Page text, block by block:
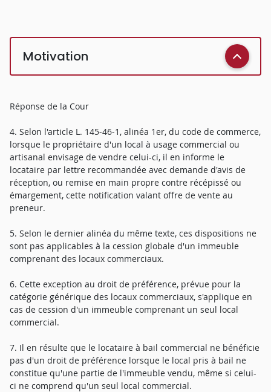
Motivation
Réponse de la Cour
4. Selon l'article L. 145-46-1, alinéa 1er, du code de commerce,
lorsque le propriétaire d'un local à usage commercial ou
artisanal envisage de vendre celui-ci, il en informe le
locataire par lettre recommandée avec demande d'avis de
réception, ou remise en main propre contre récépissé ou
émargement, cette notification valant offre de vente au
preneur.
5. Selon le dernier alinéa du même texte, ces dispositions ne
sont pas applicables à la cession globale d'un immeuble
comprenant des locaux commerciaux.
6. Cette exception au droit de préférence, prévue pour la
catégorie générique des locaux commerciaux, s'applique en
cas de cession d'un immeuble comprenant un seul local
commercial.
7. Il en résulte que le locataire à bail commercial ne bénéficie
pas d'un droit de préférence lorsque le local pris à bail ne
constitue qu'une partie de l'immeuble vendu, même si celui-
ci ne comprend qu'un seul local commercial.